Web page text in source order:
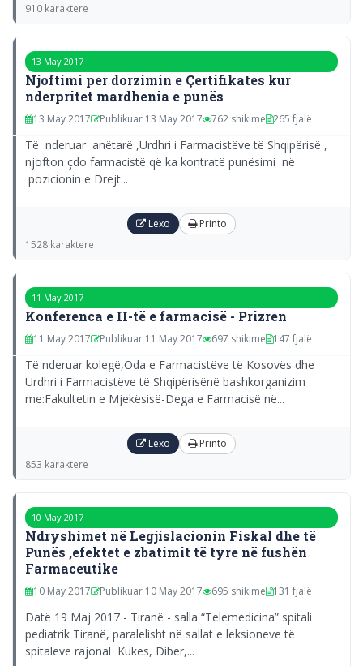
910 karaktere
13 May 2017
Njoftimi per dorzimin e Çertifikates kur
nderpritet mardhenia e punës
13 May 2017 Publikuar 13 May 2017 762 shikime 265 fjalë
Të nderuar anëtarë ,Urdhri i Farmacistëve të Shqipërisë ,
njofton çdo farmacistë që ka kontratë punësimi në
pozicionin e Drejt...
Lexo Printo
1528 karaktere
11 May 2017
Konferenca e II-të e farmacisë - Prizren
11 May 2017 Publikuar 11 May 2017 697 shikime 147 fjalë
Të nderuar kolegë,Oda e Farmacistëve të Kosovës dhe
Urdhri i Farmacistëve të Shqipërisënë bashkorganizim
me:Fakultetin e Mjekësisë-Dega e Farmacisë në...
Lexo Printo
853 karaktere
10 May 2017
Ndryshimet në Legjislacionin Fiskal dhe të
Punës ,efektet e zbatimit të tyre në fushën
Farmaceutike
10 May 2017 Publikuar 10 May 2017 695 shikime 131 fjalë
Datë 19 Maj 2017 - Tiranë - salla “Telemedicina” spitali
pediatrik Tiranë, paralelisht në sallat e leksioneve të
spitaleve rajonal Kukes, Diber,...